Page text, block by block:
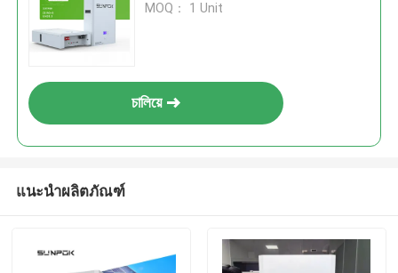
เสนอ
MOQ： 1 Unit
চালিয়ে
แนะนำผลิตภัณฑ์